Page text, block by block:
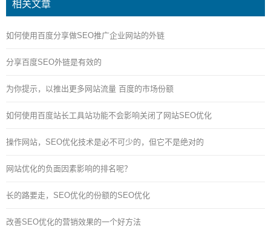
相关文章
如何使用百度分享做SEO推广企业网站的外链
分享百度SEO外链是有效的
为你提示，以推出更多网站流量 百度的市场份额
如何使用百度站长工具站功能不会影响关闭了网站SEO优化
操作网站，SEO优化技术是必不可少的，但它不是绝对的
网站优化的负面因素影响的排名呢？
长的路要走，SEO优化的份额的SEO优化
改善SEO优化的营销效果的一个好方法